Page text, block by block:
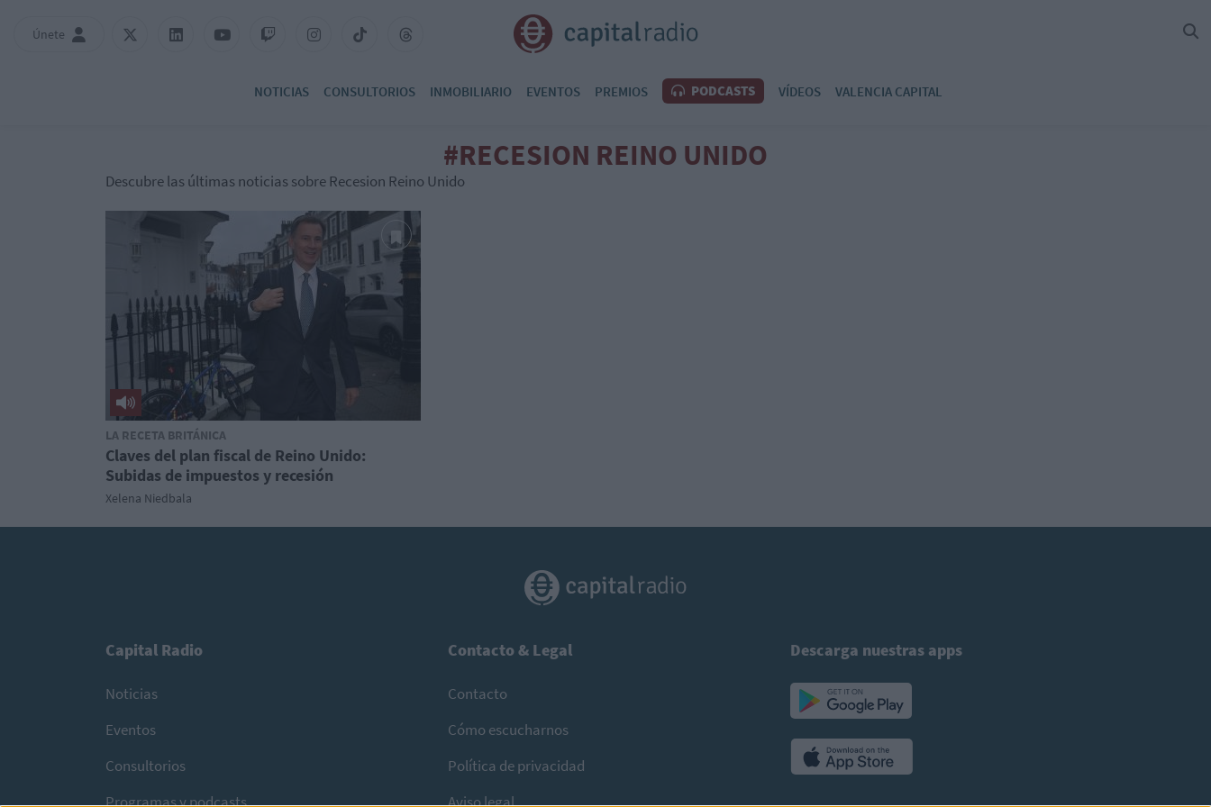
Únete
NOTICIAS CONSULTORIOS INMOBILIARIO EVENTOS PREMIOS PODCASTS VÍDEOS VALENCIA CAPITAL
#RECESION REINO UNIDO
Descubre las últimas noticias sobre Recesion Reino Unido
LA RECETA BRITÁNICA
Claves del plan fiscal de Reino Unido:
Subidas de impuestos y recesión
Xelena Niedbala
Capital Radio
Noticias
Eventos
Consultorios
Programas y podcasts
Contacto & Legal
Contacto
Cómo escucharnos
Política de privacidad
Aviso legal
Descarga nuestras apps